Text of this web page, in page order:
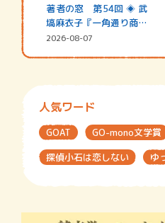
著者の窓 第54回 ◈ 武
塙麻衣子『一角通り商店
街の…
2026-08-07
人気ワード
GOAT GO-mono文学賞
探偵小石は恋しない
ゆ